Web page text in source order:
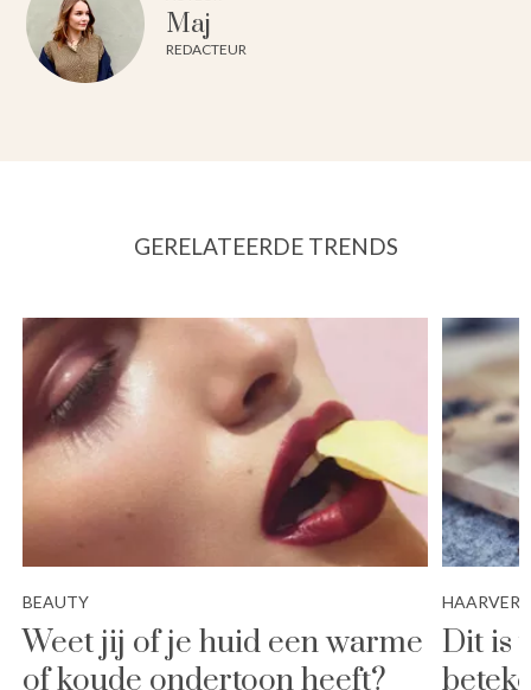
Maj
REDACTEUR
GERELATEERDE TRENDS
BEAUTY
Weet jij of je huid een warme
of koude ondertoon heeft?
Dit is